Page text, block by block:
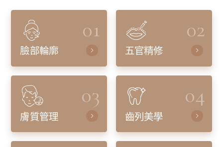
01
臉部輪廓
02
五官精修
03
膚質管理
04
齒列美學